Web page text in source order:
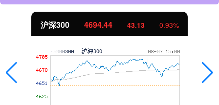
沪深300 4694.44 43.13 0.93%